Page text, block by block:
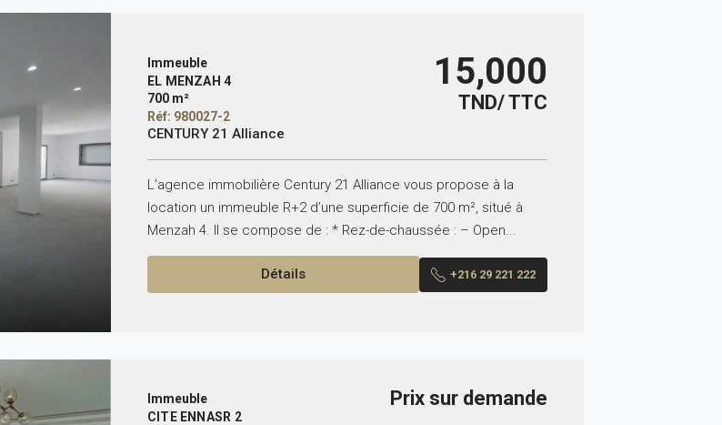
Immeuble
EL MENZAH 4
700 m²
Réf: 980027-2
CENTURY 21 Alliance
15,000
TND/ TTC
L’agence immobilière Century 21 Alliance vous propose à la
location un immeuble R+2 d’une superficie de 700 m², situé à
Menzah 4. Il se compose de : * Rez-de-chaussée : – Open...
Détails +216 29 221 222
Immeuble
CITE ENNASR 2
Prix sur demande